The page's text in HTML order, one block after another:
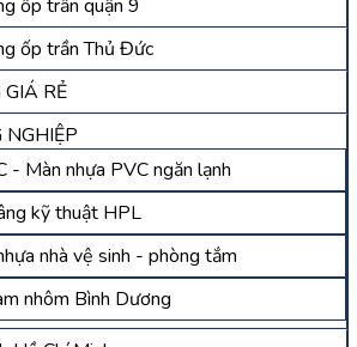
ốp trần quận 9
ốp trần Thủ Đức
RẺ
NGHIỆP
- Màn nhựa PVC ngăn lạnh
kỹ thuật HPL
nhà vệ sinh - phòng tắm
nhôm Bình Dương